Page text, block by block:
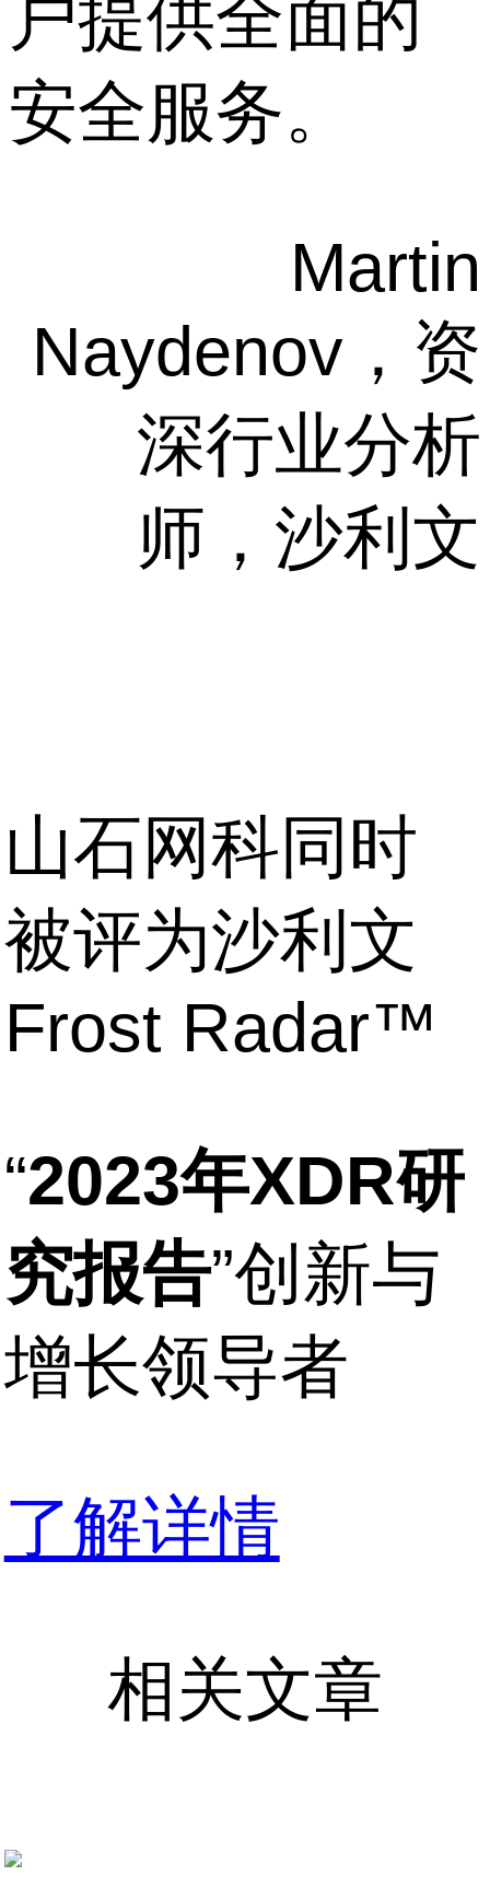
户提供全面的
安全服务。
Martin
Naydenov，资
深行业分析
师，沙利文
山石网科同时
被评为沙利文
Frost Radar™
“2023年XDR研
究报告”创新与
增长领导者
了解详情
相关文章